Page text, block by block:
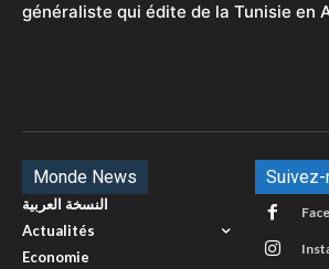
généraliste qui édite de la Tunisie en
Monde News
النسخة العربية
Actualités
Economie
Suivez-